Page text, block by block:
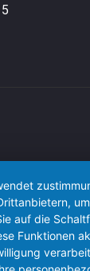
auf die
Funktionen